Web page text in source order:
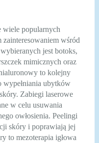
wiele popularnych
zainteresowaniem wśród
jest botoks,
mimicznych oraz
to kolejny
wypełniania ubytków
Zabiegi laserowe
w celu usuwania
owłosienia. Peelingi
skóry i poprawiają jej
to mezoterapia igłowa